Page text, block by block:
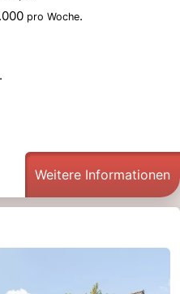
pro Woche.
Weitere Informationen